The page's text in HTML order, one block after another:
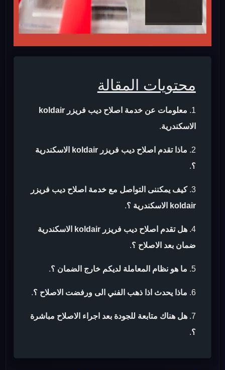
محتويات المقالة
معلومات عن خدمة اصلاح ديب فريزر koldair
الاسكندرية.
ماذا تقدم اصلاح ديب فريزر koldair الاسكندرية
؟.
كيف يمكننى التواصل مع خدمة اصلاح ديب فريزر
koldair الاسكندرية ؟
.
هل تقدم اصلاح ديب فريزر koldair الاسكندرية
ضمان بعد الاصلاح ؟.
ما هو نظام المعاملة لديكم خارج الضمان ؟.
ماذا يحدث اذا ذهب الفني الى ورفضت الاصلاح ؟.
هل هناك متابعة للجودة بعد اجراء الاصلاح مباشرة
؟.